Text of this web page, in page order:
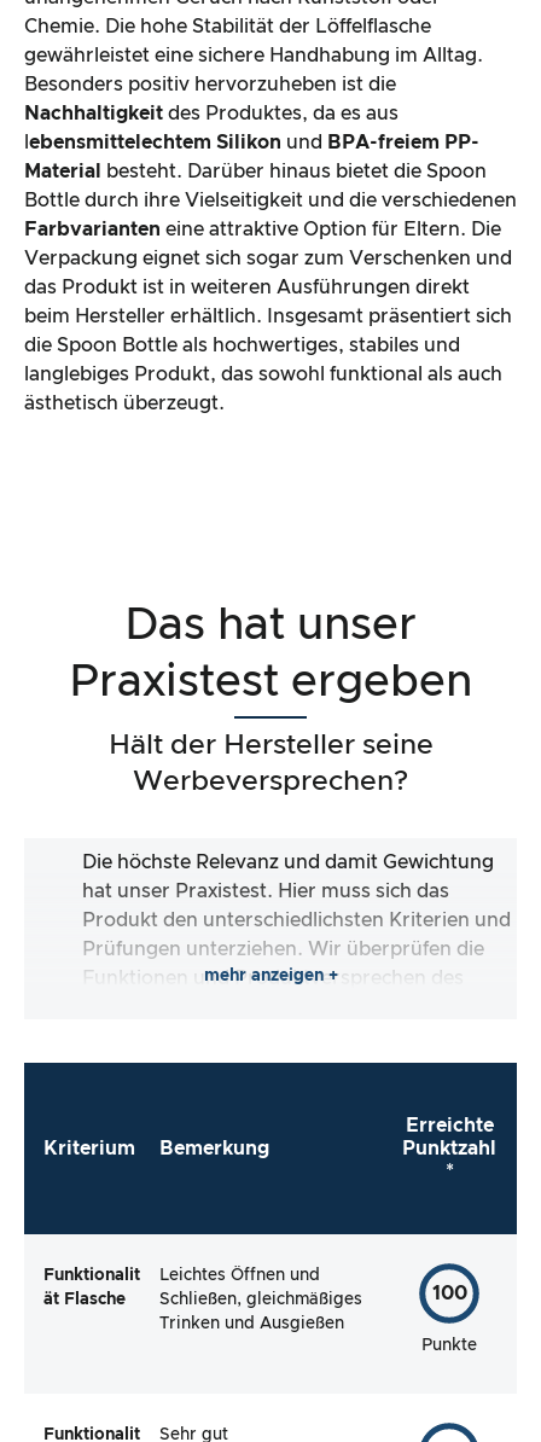
Chemie. Die hohe Stabilität der Löffelflasche
gewährleistet eine sichere Handhabung im Alltag.
Besonders positiv hervorzuheben ist die
Nachhaltigkeit des Produktes, da es aus
ebensmittelechtem Silikon und BPA-freiem PP-
Material
besteht. Darüber hinaus bietet die Spoon
Bottle durch ihre Vielseitigkeit und die verschiedenen
Farbvarianten eine attraktive Option für Eltern. Die
Verpackung eignet sich sogar zum Verschenken und
das Produkt ist in weiteren Ausführungen direkt
beim Hersteller erhältlich. Insgesamt präsentiert sich
die Spoon Bottle als hochwertiges, stabiles und
langlebiges Produkt, das sowohl funktional als auch
ästhetisch überzeugt.
Das hat unser
Praxistest ergeben
Hält der Hersteller seine
Werbeversprechen?
Die höchste Relevanz und damit Gewichtung
hat unser Praxistest. Hier muss sich das
Produkt den unterschiedlichsten Kriterien und
Prüfungen unterziehen. Wir überprüfen die
Funktionen und Produktversprechen des
mehr anzeigen +
Kriterium Bemerkung
Erreichte
Punktzahl
*
Funktionalit
ät Flasche
Leichtes Öffnen und
Schließen, gleichmäßiges
Trinken und Ausgießen
100
Punkte
Funktionalit
Sehr gut